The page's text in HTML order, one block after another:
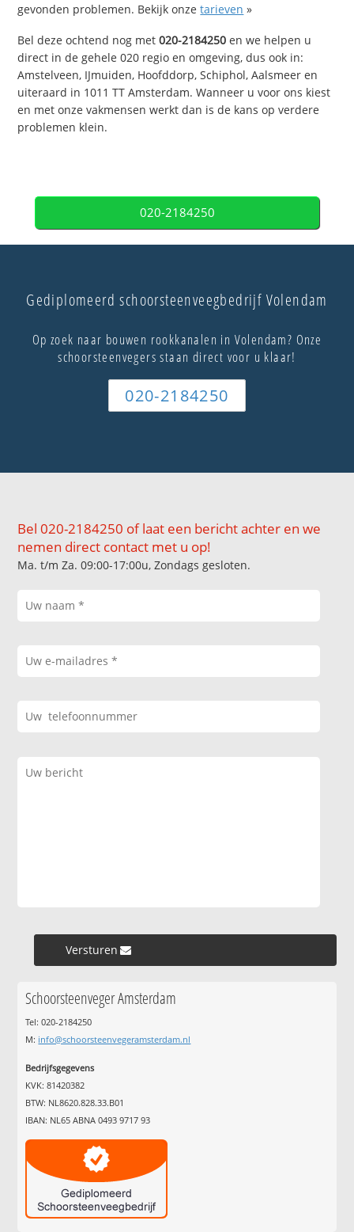
gevonden problemen. Bekijk onzetarieven »
Bel deze ochtend nog met020-2184250 en we helpen u
direct in de gehele 020 regio en omgeving, dus ook in:
Amstelveen, IJmuiden, Hoofddorp, Schiphol, Aalsmeer en
uiteraard in 1011 TT Amsterdam. Wanneer u voor ons kiest
en met onze vakmensen werkt dan is de kans op verdere
problemen klein.
020-2184250
Gediplomeerd schoorsteenveegbedrijf Volendam
Op zoek naar bouwen rookkanalen in Volendam? Onze
schoorsteenvegers staan direct voor u klaar!
020-2184250
Bel 020-2184250 of laat een bericht achter en we
nemen direct contact met u op!
Ma. t/m Za. 09:00-17:00u, Zondags gesloten.
Versturen »
Schoorsteenveger Amsterdam
Tel: 020-2184250
M: info@schoorsteenvegeramsterdam.nl
Bedrijfsgegevens
KVK: 81420382
BTW: NL8620.828.33.B01
IBAN: NL65 ABNA 0493 9717 93